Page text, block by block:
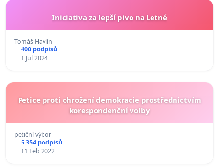
Iniciativa za lepší pivo na Letné
Tomáš Havlín
400 podpisů
1 Jul 2024
Petice proti ohrožení demokracie prostřednictvím
korespondenční volby
petiční výbor
5 354 podpisů
11 Feb 2022